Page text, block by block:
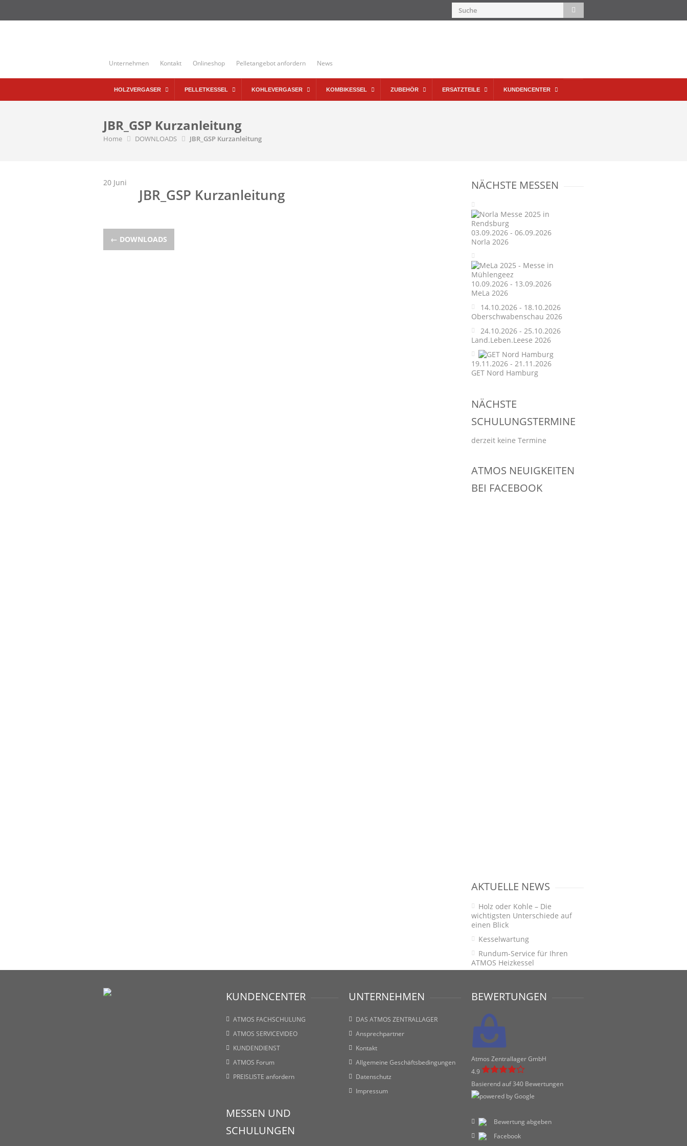
Unternehmen Kontakt Onlineshop Pelletangebot anfordern News
HOLZVERGASER PELLETKESSEL KOHLEVERGASER KOMBIKESSEL ZUBEHÖR ERSATZTEILE KUNDENCENTER
JBR_GSP Kurzanleitung
Home DOWNLOADS JBR_GSP Kurzanleitung
20 Juni
JBR_GSP Kurzanleitung
Post
← DOWNLOADS
NÄCHSTE MESSEN
03.09.2026 - 06.09.2026
Norla 2026
10.09.2026 - 13.09.2026
MeLa 2026
14.10.2026 - 18.10.2026
Oberschwabenschau 2026
24.10.2026 - 25.10.2026
Land.Leben.Leese 2026
19.11.2026 - 21.11.2026
GET Nord Hamburg
NÄCHSTE
SCHULUNGSTERMINE
derzeit keine Termine
ATMOS NEUIGKEITEN
BEI FACEBOOK
AKTUELLE NEWS
Holz oder Kohle – Die
wichtigsten Unterschiede auf
einen Blick
Kesselwartung
Rundum-Service für Ihren
ATMOS Heizkessel
KUNDENCENTER
ATMOS FACHSCHULUNG
ATMOS SERVICEVIDEO
KUNDENDIENST
ATMOS Forum
PREISLISTE anfordern
MESSEN UND
SCHULUNGEN
UNTERNEHMEN
DAS ATMOS ZENTRALLAGER
Ansprechpartner
Kontakt
Allgemeine Geschäftsbedingungen
Datenschutz
Impressum
BEWERTUNGEN
Atmos Zentrallager GmbH
4.9
Basierend auf 340 Bewertungen
Bewertung abgeben
Facebook